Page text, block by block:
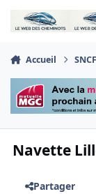
Aller au contenu
Accueil SNCF
Navette
Partager